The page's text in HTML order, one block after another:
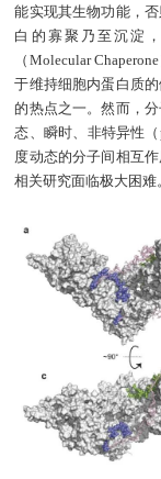
能实现其生物功能，
白的寡聚乃至沉淀
（Molecular
于维持细胞内蛋白质
的热点之一。然而，
态、瞬时、非特异性（
度动态的分子间相互
相关研究面临极大困难